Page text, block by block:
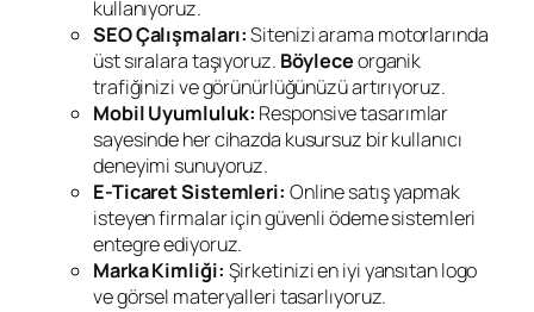
kullanıyoruz.
SEO Çalışmaları:Sitenizi arama motorlarında
üst sıralara taşıyoruz. Böyleceorganik
trafiğinizi ve görünürlüğünüzü artırıyoruz.
Mobil Uyumluluk: Responsive tasarımlar
sayesinde her cihazda kusursuz bir kullanıcı
deneyimi sunuyoruz.
E-Ticaret Sistemleri: Online satış yapmak
isteyen firmalar için güvenli ödeme sistemleri
entegre ediyoruz.
Marka Kimliği: Şirketinizi en iyi yansıtan logo
ve görsel materyalleri tasarlıyoruz.